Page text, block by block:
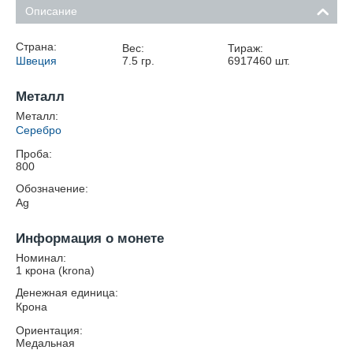
Описание
Страна:
Швеция
Вес:
7.5гр.
Тираж:
6917460 шт.
Металл
Металл:
Серебро
Проба:
800
Обозначение:
Ag
Информация о монете
Номинал:
1 крона (krona)
Денежная единица:
Крона
Ориентация:
Медальная